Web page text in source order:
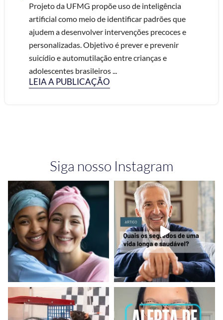
Projeto da UFMG propõe uso de inteligência
artificial como meio de identificar padrões que
ajudem a desenvolver intervenções precoces e
personalizadas. Objetivo é prever e prevenir
suicídio e automutilação entre crianças e
adolescentes brasileiros ...
LEIA A PUBLICAÇÃO
Siga nosso Instagram